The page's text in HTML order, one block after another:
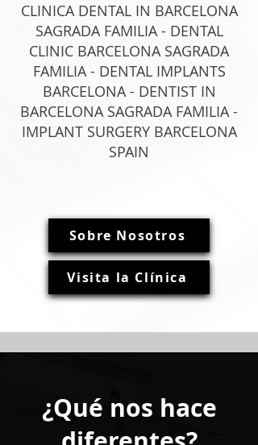
CLINICA DENTAL IN BARCELONA
SAGRADA FAMILIA - DENTAL
CLINIC BARCELONA SAGRADA
FAMILIA - DENTAL IMPLANTS
BARCELONA - DENTIST IN
BARCELONA SAGRADA FAMILIA -
IMPLANT SURGERY BARCELONA
SPAIN
Sobre Nosotros
Visita la Clínica
¿Qué nos hace